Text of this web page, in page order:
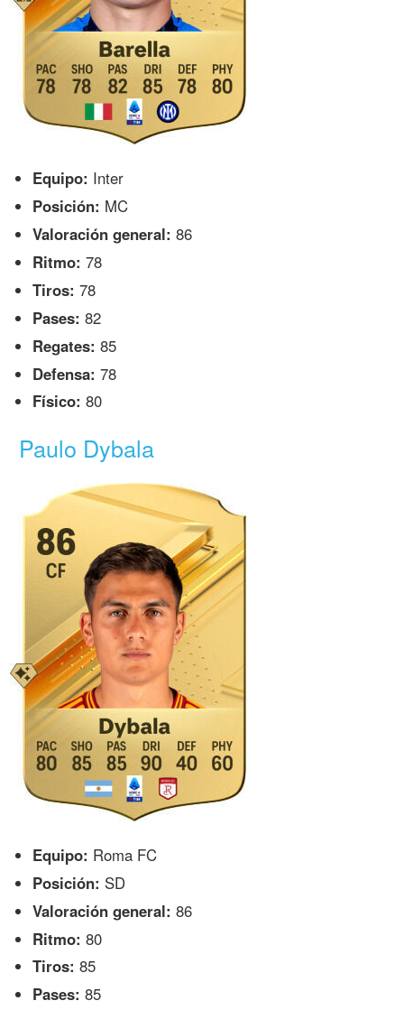
Equipo: Inter
Posición: MC
Valoración general: 86
Ritmo: 78
Tiros: 78
Pases: 82
Regates: 85
Defensa: 78
Físico: 80
Paulo Dybala
Equipo: Roma FC
Posición: SD
Valoración general: 86
Ritmo: 80
Tiros: 85
Pases: 85